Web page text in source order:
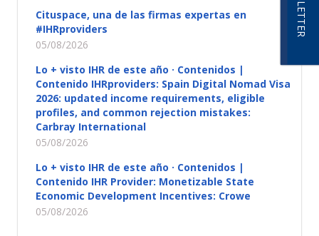
Cituspace, una de las firmas expertas en
#IHRproviders
05/08/2026
Lo + visto IHR de este año · Contenidos |
Contenido IHRproviders: Spain Digital Nomad Visa
2026: updated income requirements, eligible
profiles, and common rejection mistakes:
Carbray International
05/08/2026
Lo + visto IHR de este año · Contenidos |
Contenido IHR Provider: Monetizable State
Economic Development Incentives: Crowe
05/08/2026